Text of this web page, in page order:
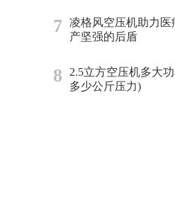
7
凌格风空压机助力
产坚强的后盾
8
2.5立方空压机多大
多少公斤压力)